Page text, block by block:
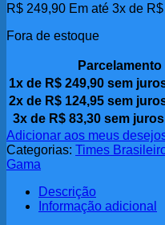
R$ 249,90 Em até 3x de R$
Fora de estoque
Parcelamento
1x de R$ 249,90 sem
2x de R$ 124,95 sem
3x de R$83,30sem juros
Adicionar aos meus
Categorias: Times
Gama
Descrição
Informação adicional